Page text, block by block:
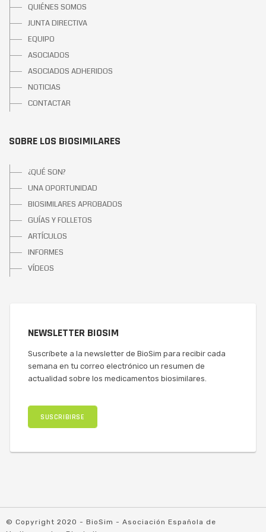
QUIÉNES SOMOS
JUNTA DIRECTIVA
EQUIPO
ASOCIADOS
ASOCIADOS ADHERIDOS
NOTICIAS
CONTACTAR
SOBRE LOS BIOSIMILARES
¿QUÉ SON?
UNA OPORTUNIDAD
BIOSIMILARES APROBADOS
GUÍAS Y FOLLETOS
ARTÍCULOS
INFORMES
VÍDEOS
NEWSLETTER BIOSIM
Suscríbete a la newsletter de BioSim para recibir cada
semana en tu correo electrónico un resumen de
actualidad sobre los medicamentos biosimilares.
SUSCRIBIRSE
© Copyright 2020 - BioSim - Asociación Española de